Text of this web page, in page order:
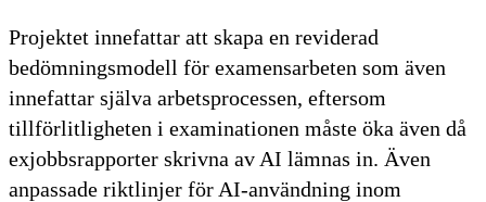
Projektet innefattar att skapa en reviderad
bedömningsmodell för examensarbeten som även
innefattar själva arbetsprocessen, eftersom
tillförlitligheten i examinationen måste öka även då
exjobbsrapporter skrivna av AI lämnas in. Även
anpassade riktlinjer för AI-användning inom